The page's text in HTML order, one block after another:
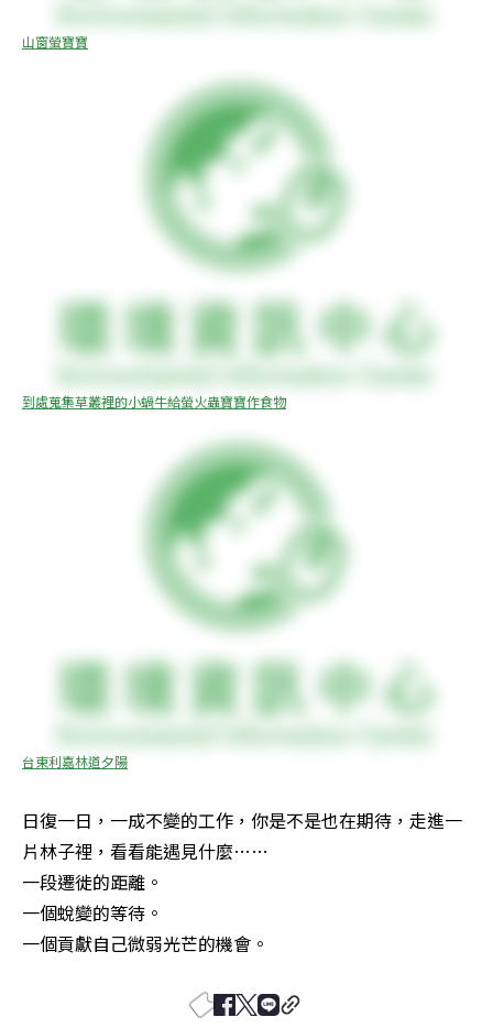
山窗螢寶寶
到處蒐集草叢裡的小蝸牛給螢火蟲寶寶作食物
台東利嘉林道夕陽
日復一日，一成不變的工作，你是不是也在期待，走進一
片林子裡，看看能遇見什麼……
一段遷徙的距離。
一個蛻變的等待。
一個貢獻自己微弱光芒的機會。